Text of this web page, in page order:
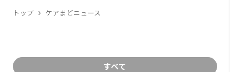
トップ ケアまどニュース
すべて